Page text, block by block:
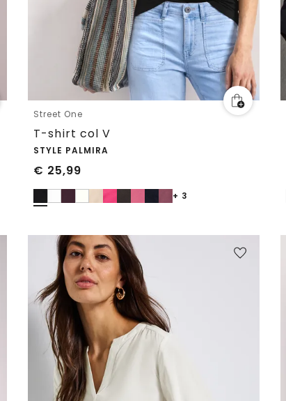
Street One
T-shirt col V
STYLE PALMIRA
€ 25,99
+ 3